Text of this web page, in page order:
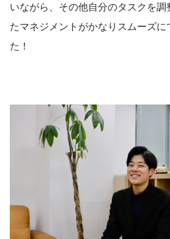
いながら、その他自分のタスクを
たマネジメントがかなりスムーズ
た！